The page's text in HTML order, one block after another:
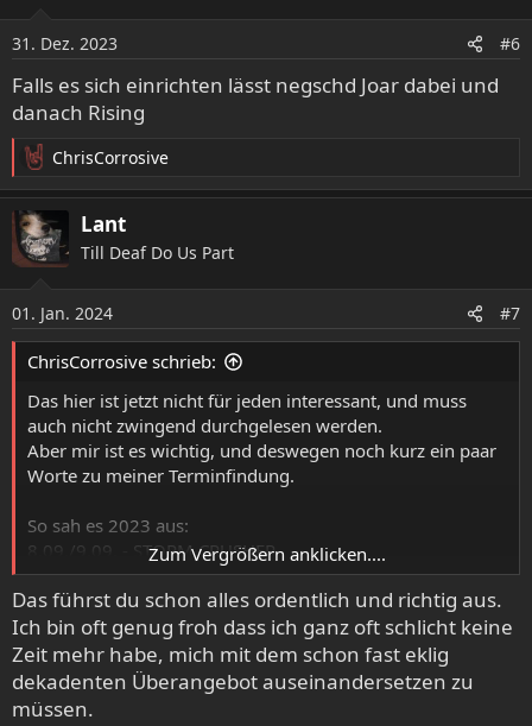
n
e
n
:
31. Dez. 2023 #6
Falls es sich einrichten lässt negschd Joar dabei und
danach Rising
R
e
a
k
t
n
e
n
ChrisCorrosive
Lant
Till Deaf Do Us Part
01. Jan. 2024 #7
ChrisCorrosive schrieb:
Das hier ist jetzt nicht für jeden interessant, und muss
auch nicht zwingend durchgelesen werden.
Aber mir ist es wichtig, und deswegen noch kurz ein paar
Worte zu meiner Terminfindung.
So sah es 2023 aus:
8.09./9.09. - STORM CRUSHER
15.09./16.09. - BLACK FOREST Fest
15.09./16.09. - METAL IM WOID
23.09. - GAS GÄBA
Während des diesjährigem Festivals hab ich mich dann
mit dem Michael Koch unterhalten, welcher in das
Zum Vergrößern anklicken....
Das führst du schon alles ordentlich und richtig aus.
Ich bin oft genug froh dass ich ganz oft schlicht keine
Zeit mehr habe, mich mit dem schon fast eklig
dekadenten Überangebot auseinandersetzen zu
müssen.